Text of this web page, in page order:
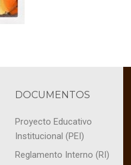
DOCUMENTOS
Proyecto Educativo
Institucional (PEI)
Reglamento Interno (RI)